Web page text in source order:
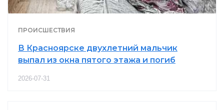
ПРОИСШЕСТВИЯ
В Красноярске двухлетний мальчик
выпал из окна пятого этажа и погиб
2026-07-31